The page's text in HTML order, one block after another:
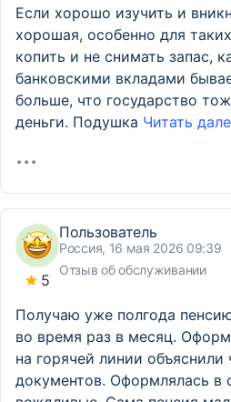
Если хорошо изучить и
хорошая, особенно для
копить и не снимать запас,
банковскими вкладами
больше, что государство
деньги. Подушка Читать
5
Пользователь
Россия, 16 мая 2026 09:39
Отзыв об обслуживании
Получаю уже полгода
во время раз в месяц.
на горячей линии объяснили
документов. Оформлялась в